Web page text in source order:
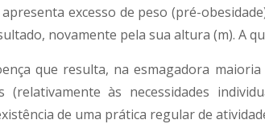
excesso de peso (pré-
novamente pela sua altura (m). A
que resulta, na esmagadora
(relativamente às necessidades
de uma prática regular de